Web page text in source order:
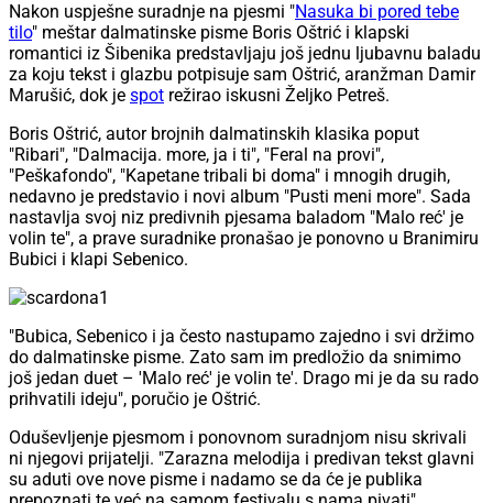
Nakon uspješne suradnje na pjesmi "Nasuka bi pored tebe
tilo" meštar dalmatinske pisme Boris Oštrić i klapski
romantici iz Šibenika predstavljaju još jednu ljubavnu baladu
za koju tekst i glazbu potpisuje sam Oštrić, aranžman Damir
Marušić, dok je spot režirao iskusni Željko Petreš.
Boris Oštrić, autor brojnih dalmatinskih klasika poput
"Ribari", "Dalmacija. more, ja i ti", "Feral na provi",
"Peškafondo", "Kapetane tribali bi doma" i mnogih drugih,
nedavno je predstavio i novi album "Pusti meni more". Sada
nastavlja svoj niz predivnih pjesama baladom "Malo reć' je
volin te", a prave suradnike pronašao je ponovno u Branimiru
Bubici i klapi Sebenico.
"Bubica, Sebenico i ja često nastupamo zajedno i svi držimo
do dalmatinske pisme. Zato sam im predložio da snimimo
još jedan duet – 'Malo reć' je volin te'. Drago mi je da su rado
prihvatili ideju", poručio je Oštrić.
Oduševljenje pjesmom i ponovnom suradnjom nisu skrivali
ni njegovi prijatelji. "Zarazna melodija i predivan tekst glavni
su aduti ove nove pisme i nadamo se da će je publika